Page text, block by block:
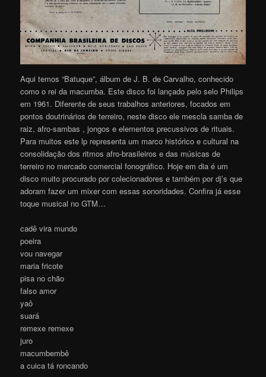
Aqui temos “Batuque”, álbum de J. B. de Carvalho, conhecido
como o rei da macumba. Este disco foi lançado pelo selo Philips
em 1961. Diferente de seus trabalhos anteriores, focados em
pontos doutrinários de terreiro, neste disco ele mescla samba de
raiz, afro-sambas , jongos e elementos precussivos de rituais.
Para muitos este lp representa um marco histórico e cultural na
consolidação dos ritmos afro-brasileiros e das músicas de
terreiro no mercado comercial fonográfico. Hoje em dia é um
disco muito procurado por colecionadores e também por dj’s que
adoram fazer um mixer com essas sonoridades. Confira já esse
toque musical no GTM…
cadê vira mundo
poeira
vou navegar
maria fricote
pisa no chão
falso amor
yaô
suará
remexe remexe
juro
macumbembê
a cuica tá roncando